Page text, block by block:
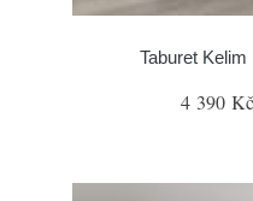
Taburet
4 390 Kč